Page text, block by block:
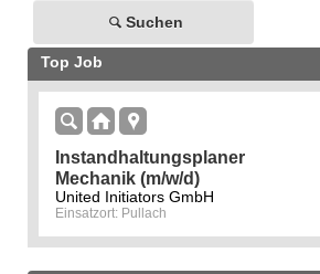
Suchen
Top Job
Instandhaltungsplaner
Mechanik (m/w/d)
United Initiators GmbH
Einsatzort: Pullach